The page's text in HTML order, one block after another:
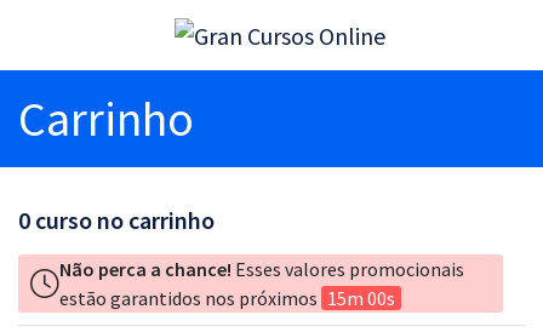
Carrinho
0 curso no carrinho
Não perca a chance! Esses valores promocionais
estão garantidos nos próximos 15m 00s